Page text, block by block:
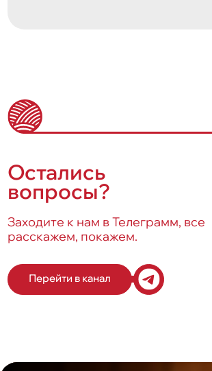
Остались
вопросы?
Заходите к нам в Телеграмм, все
расскажем, покажем.
Перейти в канал